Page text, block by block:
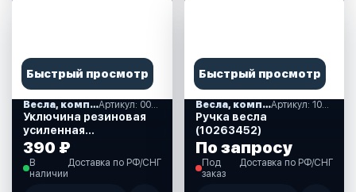
Быстрый просмотр
Весла, комплектующие Артикул: 00000000485
Уключина резиновая
усиленная
(00000000485)
390 ₽
В
наличии
Доставка по РФ/СНГ
Быстрый просмотр
Весла, комплектующие Артикул: 10263452
Ручка весла
(10263452)
По запросу
Под
заказ
Доставка по РФ/СНГ